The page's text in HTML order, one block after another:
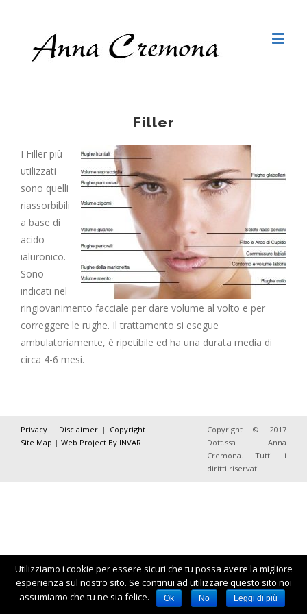
Filler
I Filler più
utilizzati
sono quelli
riassorbibili
a base di
acido
ialuronico.
Sono
indicati nel
ringiovanimento facciale per dare volume al volto e per
correggere le rughe. Il trattamento si esegue
ambulatoriamente, è ripetibile ed ha una durata media di
circa 4-6 mesi.
Privacy | Disclaimer | Copyright |
Site Map | Web Project By INVAR
Copyright © 2017
Dott.ssa Anna
Cremona. Tutti i
diritti riservati.
Utilizziamo i cookie per essere sicuri che tu possa avere la migliore
esperienza sul nostro sito. Se continui ad utilizzare questo sito noi
assumiamo che tu ne sia felice.
Ok No Leggi di più